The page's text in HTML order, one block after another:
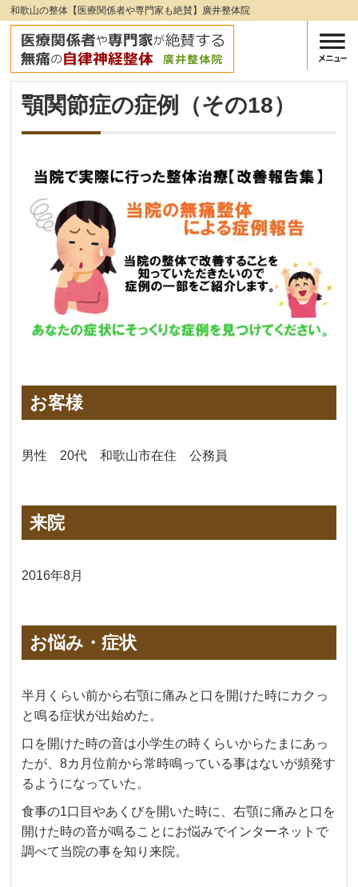
和歌山の整体【医療関係者や専門家も絶賛】廣井整体院
顎関節症の症例（その18）
お客様
男性 20代 和歌山市在住 公務員
来院
2016年8月
お悩み・症状
半月くらい前から右顎に痛みと口を開けた時にカクっ
と鳴る症状が出始めた。
口を開けた時の音は小学生の時くらいからたまにあっ
たが、8カ月位前から常時鳴っている事はないが頻発す
るようになっていた。
食事の1口目やあくびを開いた時に、右顎に痛みと口を
開けた時の音が鳴ることにお悩みでインターネットで
調べて当院の事を知り来院。